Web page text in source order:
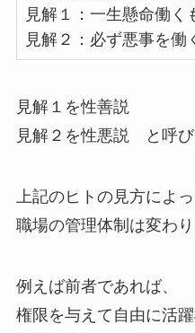
見解１：一生懸命働く
見解２：必ず悪事を働
見解１を性善説
見解２を性悪説 と呼
上記のヒトの見方によ
職場の管理体制は変わ
例えば前者であれば、
権限を与えて自由に活